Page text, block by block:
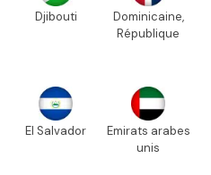
Djibouti
Dominicaine,
République
El Salvador
Emirats arabes
unis